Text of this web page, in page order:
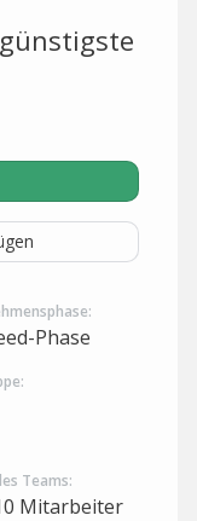
Phase
Teams:
Mitarbeiter